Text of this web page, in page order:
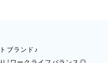
ブランド♪